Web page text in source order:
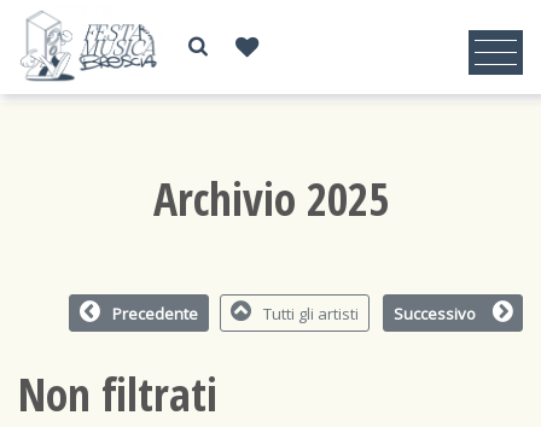
Archivio 2025
Precedente Tutti gli artisti Successivo
Non filtrati